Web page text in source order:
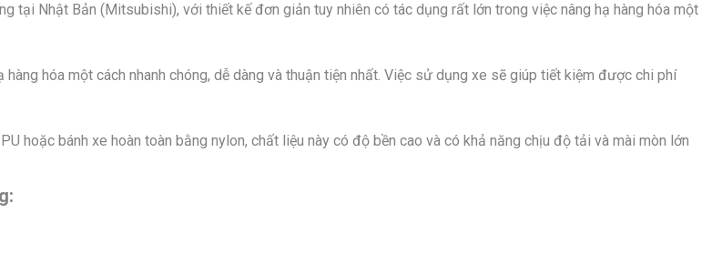
tại Nhật Bản (Mitsubishi), với thiết kế đơn giản tuy nhiên có tác dụng rất lớn trong việc nâng hạ hàng hóa một
hóa một cách nhanh chóng, dễ dàng và thuận tiện nhất. Việc sử dụng xe sẽ giúp tiết kiệm được chi phí
hoặc bánh xe hoàn toàn bằng nylon, chất liệu này có độ bền cao và có khả năng chịu độ tải và mài mòn lớn